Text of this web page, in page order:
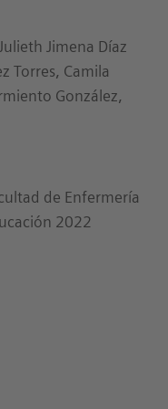
Jimena Díaz
Torres, Camila
González,
de Enfermería
2022